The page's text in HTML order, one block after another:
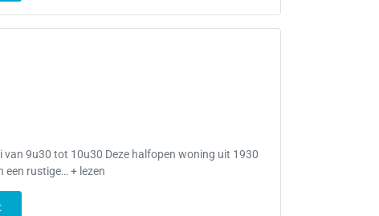
9u30 tot 10u30 Deze halfopen woning uit 1930
een rustige… + lezen